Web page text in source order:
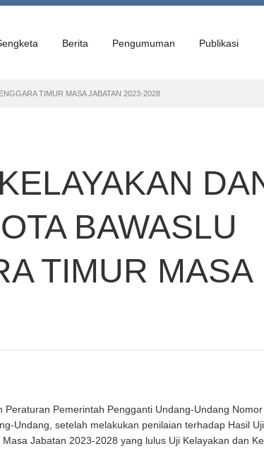
Berita Pengumuman Publikasi
TIMUR MASA JABATAN 2023-2028
BAWASLU
TIMUR MASA
Pemerintah Pengganti Undang-Undang
Undang, setelah melakukan penilaian terhadap Hasil
Jabatan 2023-2028 yang lulus Uji Kelayakan dan